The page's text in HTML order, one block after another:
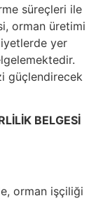
süreçleri ile
orman üretimi
yer
güçlendirecek
BELGESİ
orman işçiliği